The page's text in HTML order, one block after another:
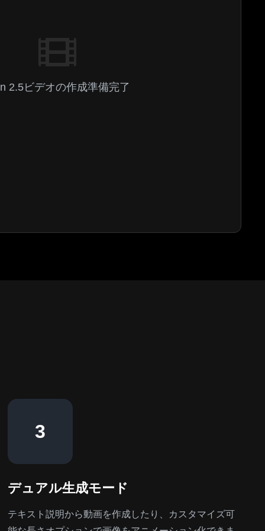
2.5ビデオの作成準備完了
3
デュアル生成モード
テキスト説明から動画を作成したり、カスタマイズ可